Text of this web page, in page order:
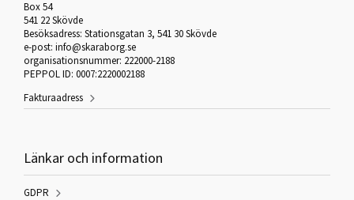
Box 54
541 22 Skövde
Besöksadress: Stationsgatan 3, 541 30 Skövde
e-post: info@skaraborg.se
organisationsnummer: 222000-2188
PEPPOL ID: 0007:2220002188
Fakturaadress
Länkar och information
GDPR